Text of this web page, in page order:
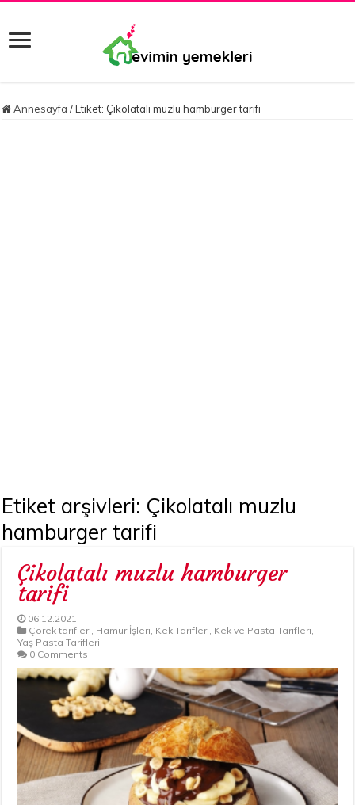
Annesayfa / Etiket: Çikolatalı muzlu hamburger tarifi
Etiket arşivleri: Çikolatalı muzlu
hamburger tarifi
Çikolatalı muzlu hamburger
tarifi
06.12.2021
Çörek tarifleri, Hamur İşleri, Kek Tarifleri, Kek ve Pasta Tarifleri,
Yaş Pasta Tarifleri
0 Comments